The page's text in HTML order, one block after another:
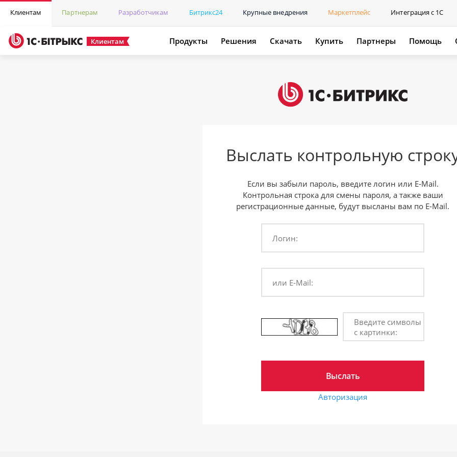
Клиентам Партнерам Разработчикам Битрикс24 Крупные внедрения Маркетплейс Интеграция с 1С
Клиентам Продукты Решения Скачать Купить Партнеры Помощь
Выслать контрольную
Если вы забыли пароль, введите логин или E-Mail.
Контрольная строка для смены пароля, а также ваши
регистрационные данные, будут высланы вам по E-Mail.
Логин:
или E-Mail:
Введите символы
с картинки:
Авторизация